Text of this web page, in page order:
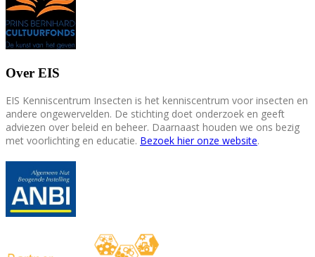
Over EIS
EIS Kenniscentrum Insecten is het kenniscentrum voor insecten en
andere ongewervelden. De stichting doet onderzoek en geeft
adviezen over beleid en beheer. Daarnaast houden we ons bezig
met voorlichting en educatie. Bezoek hier onze website.